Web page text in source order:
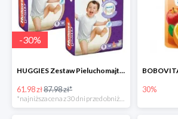
-30%
HUGGIES Zestaw Pieluchomajtki Jumbo 6 Uni ND High PANTS (15-25 kg) 2 x 30 szt. -30%
61.98 zł87.98 zł*
*najniższa cena z 30 dni przed obniżką
30%